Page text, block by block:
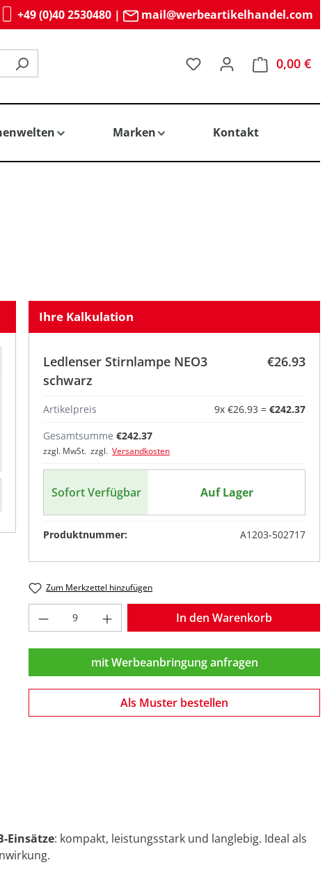
+49 (0)40 2530480| mail@werbeartikelhandel.com
Du hast 0 Produkte auf
0,00 €
Marken Kontakt
Ihre Kalkulation
Ledlenser Stirnlampe NEO3
schwarz
€26.93
Artikelpreis 9x €26.93 = €242.37
Gesamtsumme €242.37
zzgl. MwSt. zzgl. Versandkosten
Sofort Verfügbar Auf Lager
Produktnummer: A1203-502717
Zum Merkzettel hinzufügen
Produkt Anzahl: Gib denIn den Warenkorb
mit Werbeanbringung anfragen
Als Muster bestellen
Einsätze: kompakt, leistungsstark und langlebig. Ideal als